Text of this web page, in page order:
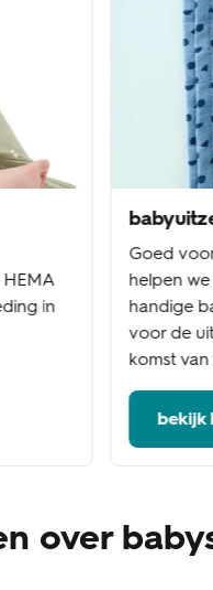
in
Goed
helpen
handige
voor de
komst
bekijk
over